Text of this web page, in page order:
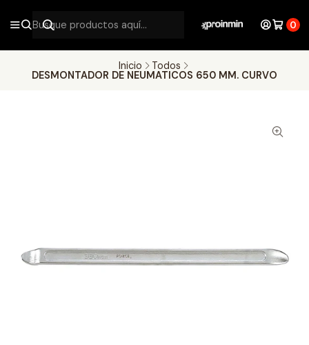
0
Inicio
Todos
DESMONTADOR DE NEUMATICOS 650 MM. CURVO